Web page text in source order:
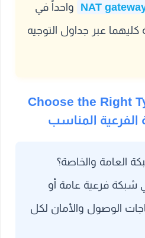
NAT
واحداً في
كليهما عبر جداول التوجيه
🔟 Choose the Right
الفرعية المناسب
العامة والخاصة؟
شبكة فرعية عامة أو
الوصول والأمان لكل